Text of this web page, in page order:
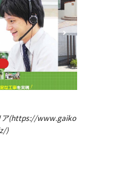
ア(https://www.gaiko
)